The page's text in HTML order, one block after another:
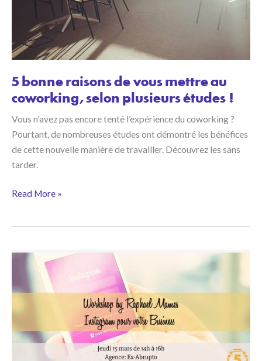
5 bonne raisons de vous mettre au
coworking, selon plusieurs études !
Vous n’avez pas encore tenté l’expérience du coworking ?
Pourtant, de nombreuses études ont démontré les bénéfices
de cette nouvelle manière de travailler. Découvrez les sans
tarder.
5
vous
selon
plusieurs
études !
Read More »